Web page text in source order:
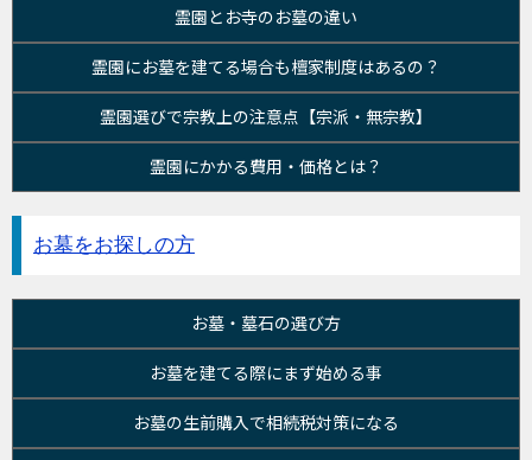
霊園とお寺のお墓の違い
霊園にお墓を建てる場合も檀家制度はあるの？
霊園選びで宗教上の注意点【宗派・無宗教】
霊園にかかる費用・価格とは？
お墓をお探しの方
お墓・墓石の選び方
お墓を建てる際にまず始める事
お墓の生前購入で相続税対策になる